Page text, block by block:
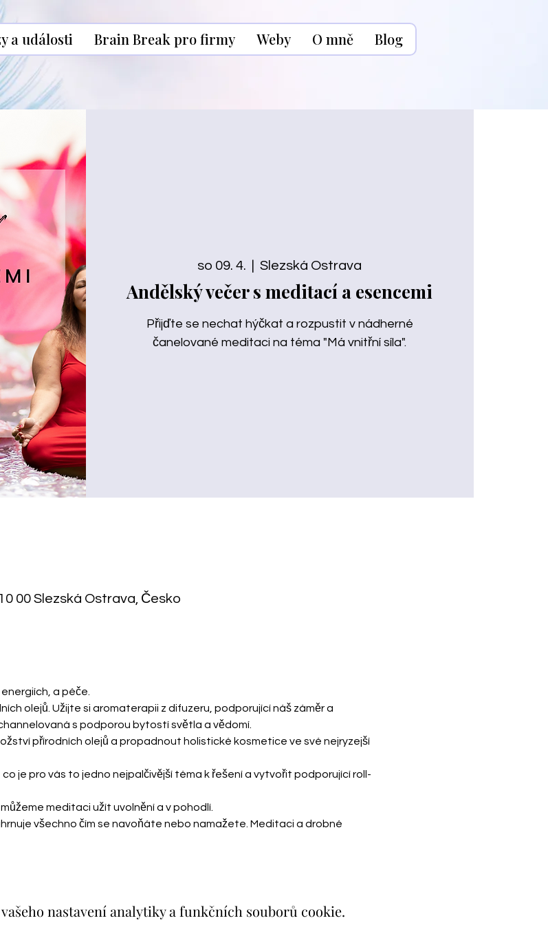
a události Brain Break pro firmy Weby O mně Blog
so 09. 4.
  |
Slezská Ostrava
Andělský večer s meditací a esencemi
Přijďte se nechat hýčkat a rozpustit v nádherné
čanelované meditaci na téma "Má vnitřní síla".
00 Slezská Ostrava, Česko
a péče.
olejů. Užijte si aromaterapii z difuzeru, podporující náš záměr a
s podporou bytostí světla a vědomí.
přírodních olejů a propadnout holistické kosmetice ve své nejryzejší
je pro vás to jedno nejpalčivější téma k řešení a vytvořit podporující roll-
meditaci užít uvolnění a v pohodlí.
všechno čím se navoňáte nebo namažete. Meditaci a drobné
nastavení analytiky a funkčních souborů cookie.